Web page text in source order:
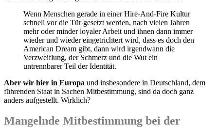
Wenn Menschen gerade in einer Hire-And-Fire Kultur
schnell vor die Tür gesetzt werden, nach vielen Jahren
mehr oder minder loyaler Arbeit und ihnen dann immer
wieder und wieder eingetrichtert wird, dass es doch den
American Dream gibt, dann wird irgendwann die
Verzweiflung, der Schmerz und die Wut ein
untrennbarer Teil der Identität.
Aber wir hier in Europa und insbesondere in Deutschland, dem
führenden Staat in Sachen Mitbestimmung, sind da doch ganz
anders aufgestellt. Wirklich?
Mangelnde Mitbestimmung bei der